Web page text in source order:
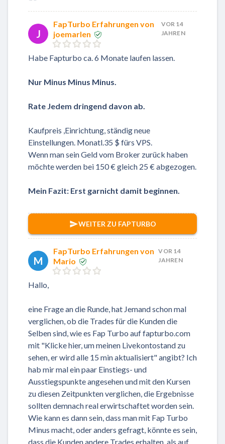
J
FapTurbo Erfahrungen von
joemarlen
VOR 14
JAHREN
Habe Fapturbo ca. 6 Monate laufen lassen.
Nur Minus Minus Minus.
Rate Jedem dringend davon ab.
Kaufpreis ,Einrichtung, ständig neue
Einstellungen. Monatl.35 $ fürs VPS.
Wenn man sein Geld vom Broker zurück haben
möchte werden bei 150 € gleich 25 € abgezogen.
Mein Fazit: Erst garnicht damit beginnen.
WEITER ZU FAPTURBO
M
FapTurbo Erfahrungen von
Mario
VOR 14
JAHREN
Hallo,
eine Frage an die Runde, hat Jemand schon mal
verglichen, ob die Trades für die Kunden die
Selben sind, wie es Fap Turbo auf fapturbo.com
mit "Klicke hier, um meinen Livekontostand zu
sehen, er wird alle 15 min aktualisiert" angibt? Ich
hab mir mal ein paar Einstiegs- und
Ausstiegspunkte angesehen und mit den Kursen
zu diesen Zeitpunkten verglichen, die Ergebnisse
sollten demnach real erwirtschaftet worden sein.
Wie kann es dann sein, dass man mit Fap Turbo
Minus macht, oder anders gefragt, könnte es sein,
dass die Kunden andere Trades erhalten, als auf